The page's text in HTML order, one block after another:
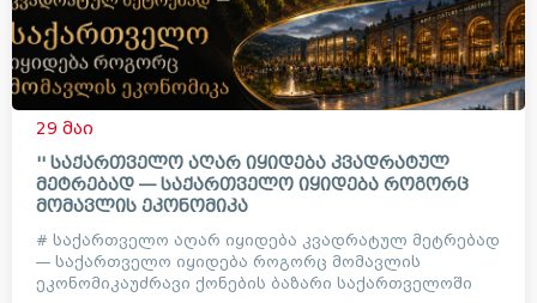
29 მაი
'' საქართველო აღარ იყიდება კვადრატულ
მეტრებად — საქართველო იყიდება როგორც
მომავლის ეკონომიკა
# საქართველო აღარ იყიდება კვადრატულ მეტრებად
— საქართველო იყიდება როგორც მომავლის
ეკონომიკაუძრავი ქონების ბაზარი საქართველოში